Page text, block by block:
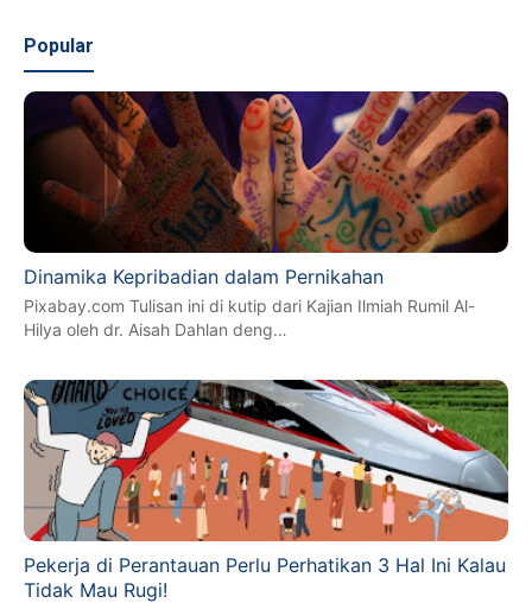
Popular
Dinamika Kepribadian dalam Pernikahan
Pixabay.com Tulisan ini di kutip dari Kajian Ilmiah Rumil Al-
Hilya oleh dr. Aisah Dahlan deng…
Pekerja di Perantauan Perlu Perhatikan 3 Hal Ini Kalau
Tidak Mau Rugi!